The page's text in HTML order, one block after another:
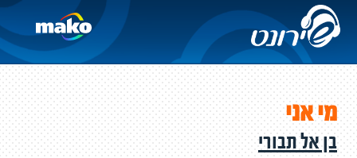
מי אני
בן אל תבורי